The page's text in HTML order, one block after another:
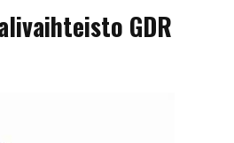
GDR